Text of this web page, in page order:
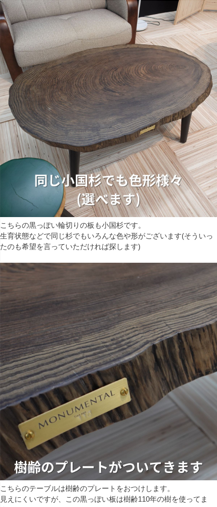
こちらの黒っぽい輪切りの板も小国杉です。
生育状態などで同じ杉でもいろんな色や形がございます(そういっ
たのも希望を言っていただければ探します)
こちらのテーブルは樹齢のプレートをおつけします。
見えにくいですが、この黒っぽい板は樹齢110年の樹を使ってま